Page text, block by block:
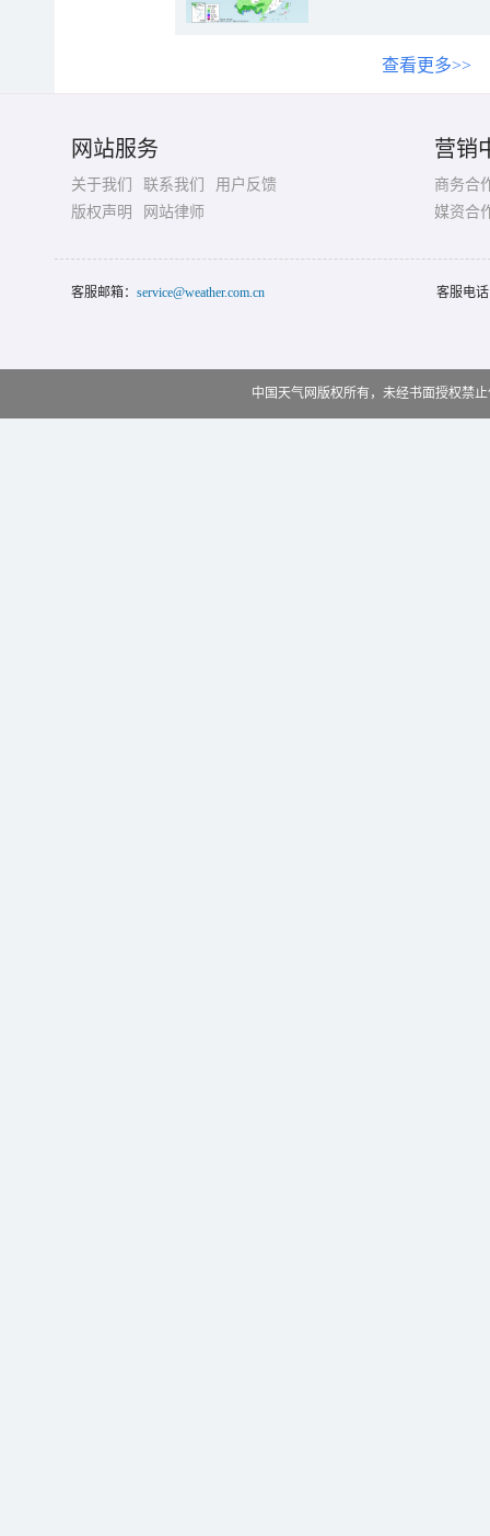
查看更多>>
网站服务
关于我们 联系我们
用户反馈
版权声明
网站律师
营销
商务合
媒资合
客服邮箱： service@weather.com.cn 客服电
中国天气网版权所有，未经书面授权